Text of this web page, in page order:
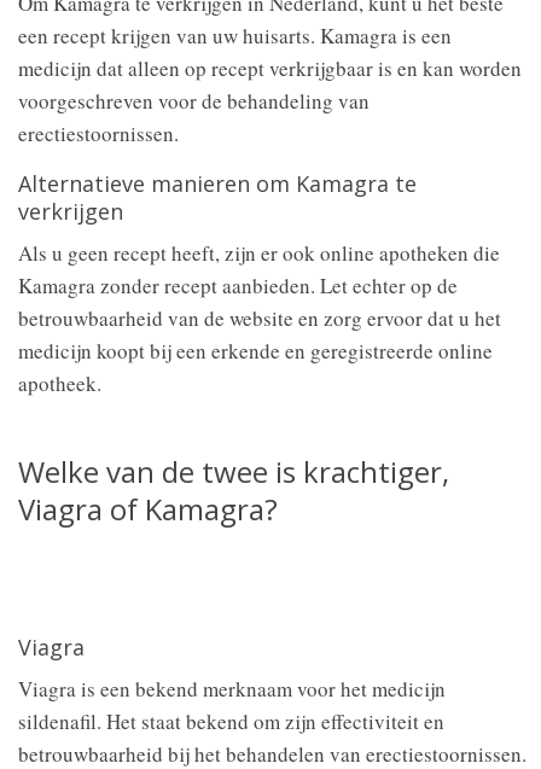
een recept krijgen van uw huisarts. Kamagra is een
medicijn dat alleen op recept verkrijgbaar is en kan worden
voorgeschreven voor de behandeling van
erectiestoornissen.
Alternatieve manieren om Kamagra te
verkrijgen
Als u geen recept heeft, zijn er ook online apotheken die
Kamagra zonder recept aanbieden. Let echter op de
betrouwbaarheid van de website en zorg ervoor dat u het
medicijn koopt bij een erkende en geregistreerde online
apotheek.
Welke van de twee is krachtiger,
Viagra of Kamagra?
Viagra
Viagra is een bekend merknaam voor het medicijn
sildenafil. Het staat bekend om zijn effectiviteit en
betrouwbaarheid bij het behandelen van erectiestoornissen.